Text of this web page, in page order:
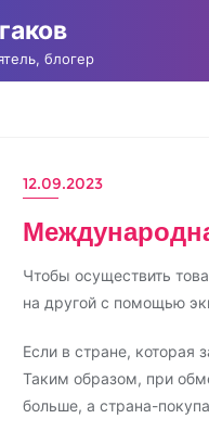
блогер
12.09.2023
Чтобы осуществить
на другой с помощью
Если в стране, которая
Таким образом, при
больше, а страна-